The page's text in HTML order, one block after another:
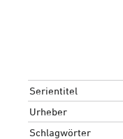
Serientitel
Urheber
Schlagwörter